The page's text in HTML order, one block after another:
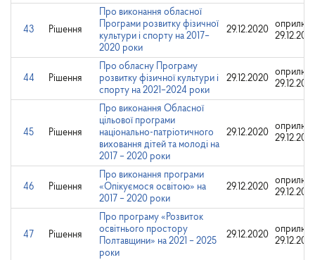
43 Рішення
Про виконання обласної
Програми розвитку фізичної
культури і спорту на 2017–
2020 роки
29.12.2020
44 Рішення
Про обласну Програму
розвитку фізичної культури і
спорту на 2021–2024 роки
29.12.2020
45 Рішення
Про виконання Обласної
цільової програми
національно-патріотичного
виховання дітей та молоді на
2017 – 2020 роки
29.12.2020
46 Рішення
Про виконання програми
«Опікуємося освітою» на
2017 – 2020 роки
29.12.2020
47 Рішення
Про програму «Розвиток
освітнього простору
Полтавщини» на 2021 – 2025
роки
29.12.2020